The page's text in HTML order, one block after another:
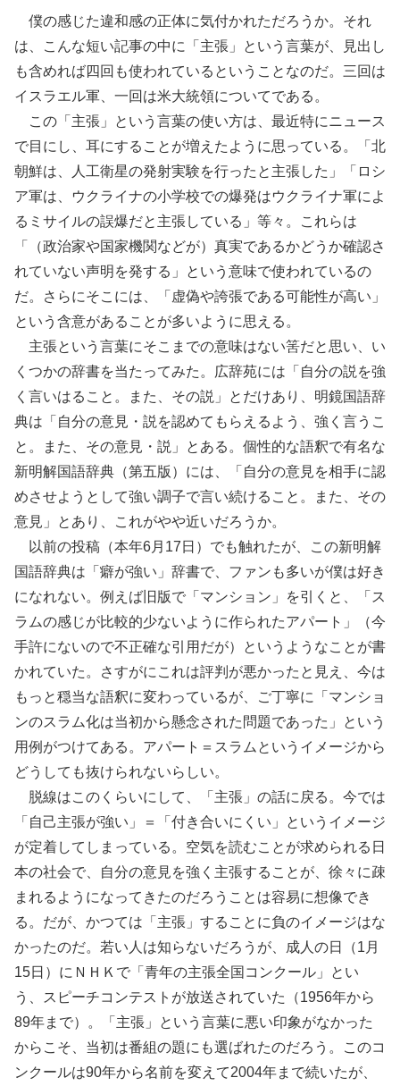
僕の感じた違和感の正体に気付かれただろうか。それ
は、こんな短い記事の中に「主張」という言葉が、見出し
も含めれば四回も使われているということなのだ。三回は
イスラエル軍、一回は米大統領についてである。
この「主張」という言葉の使い方は、最近特にニュース
で目にし、耳にすることが増えたように思っている。「北
朝鮮は、人工衛星の発射実験を行ったと主張した」「ロシ
ア軍は、ウクライナの小学校での爆発はウクライナ軍によ
るミサイルの誤爆だと主張している」等々。これらは
「（政治家や国家機関などが）真実であるかどうか確認さ
れていない声明を発する」という意味で使われているの
だ。さらにそこには、「虚偽や誇張である可能性が高い」
という含意があることが多いように思える。
主張という言葉にそこまでの意味はない筈だと思い、い
くつかの辞書を当たってみた。広辞苑には「自分の説を強
く言いはること。また、その説」とだけあり、明鏡国語辞
典は「自分の意見・説を認めてもらえるよう、強く言うこ
と。また、その意見・説」とある。個性的な語釈で有名な
新明解国語辞典（第五版）には、「自分の意見を相手に認
めさせようとして強い調子で言い続けること。また、その
意見」とあり、これがやや近いだろうか。
以前の投稿（本年6月17日）でも触れたが、この新明解
国語辞典は「癖が強い」辞書で、ファンも多いが僕は好き
になれない。例えば旧版で「マンション」を引くと、「ス
ラムの感じが比較的少ないように作られたアパート」（今
手許にないので不正確な引用だが）というようなことが書
かれていた。さすがにこれは評判が悪かったと見え、今は
もっと穏当な語釈に変わっているが、ご丁寧に「マンショ
ンのスラム化は当初から懸念された問題であった」という
用例がつけてある。アパート＝スラムというイメージから
どうしても抜けられないらしい。
脱線はこのくらいにして、「主張」の話に戻る。今では
「自己主張が強い」＝「付き合いにくい」というイメージ
が定着してしまっている。空気を読むことが求められる日
本の社会で、自分の意見を強く主張することが、徐々に疎
まれるようになってきたのだろうことは容易に想像でき
る。だが、かつては「主張」することに負のイメージはな
かったのだ。若い人は知らないだろうが、成人の日（1月
15日）にＮＨＫで「青年の主張全国コンクール」とい
う、スピーチコンテストが放送されていた（1956年から
89年まで）。「主張」という言葉に悪い印象がなかった
からこそ、当初は番組の題にも選ばれたのだろう。このコ
ンクールは90年から名前を変えて2004年まで続いたが、